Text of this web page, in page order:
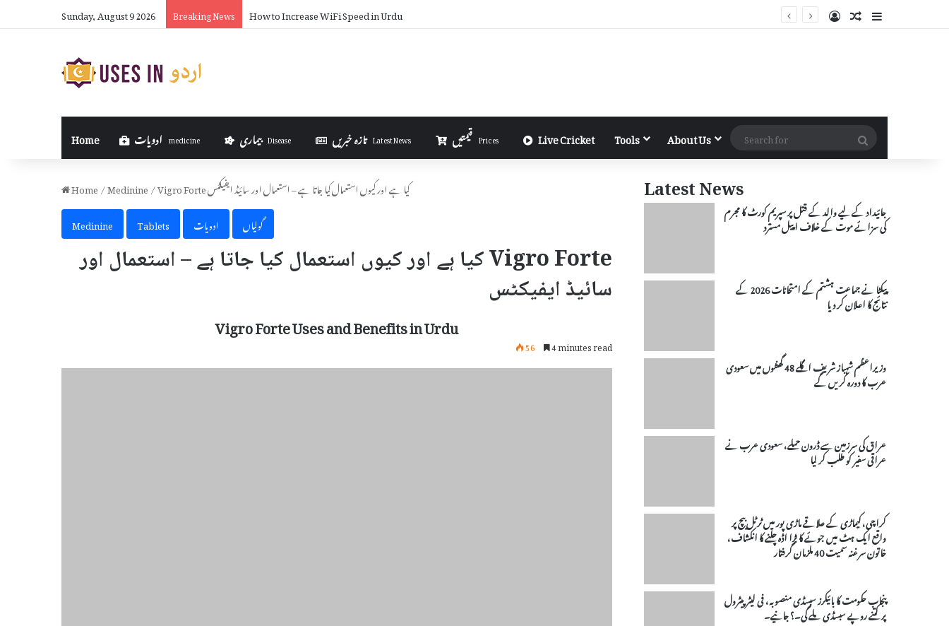
Sunday, August 9 2026 Breaking News How to Increase WiFi Speed in Urdu Log InRandom Article
Sidebar
Home medicine بیماری Disease تازہ خبریں Latest News Prices Live Cricket Tools About Us
Search
for
Home/Medinine/
Vigro Forte کیا ہے اور کیوں استعمال کیا جاتا ہے – استعمال اور سائیڈ ایفیکٹس
Medinine
Tablets ادویات گولیاں
Vigro Forte کیا ہے اور کیوں استعمال کیا جاتا ہے – استعمال اور
سائیڈ ایفیکٹس
Vigro Forte Uses and Benefits in Urdu
56 4 minutes read
Latest News
جائیداد کے لیے والد کے قتل پر سپریم کورٹ کا مجرم
کی سزائے موت کے خلاف اپیل مسترد
پیکٹا نے جماعت ہشتم کے امتحانات 2026 کے
نتائج کا اعلان کر دیا
وزیراعظم شہباز شریف اگلے 48 گھنٹوں میں سعودی
عرب کا دورہ کریں گے
عراق کی سرزمین سے ڈرون حملے، سعودی عرب نے
عراقی سفیر کو طلب کر لیا
کراچی، کیماڑی کے علاقے ماڑی پور میں ٹرٹل بیچ پر
واقع ایک ہٹ میں جوئے کا بڑا اڈہ چلنے کا انکشاف،
خاتون سرغنہ سمیت 40 ملزمان گرفتار
پنجاب حکومت کا بائیکرز سبسڈی منصوبہ، فی لیٹر پیٹرول
پر کتنے روپے سبسڈی ملے گی۔؟ جانیے۔